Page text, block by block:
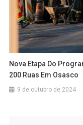
Nova Etapa Do
200 Ruas Em Osasco
9 de outubro de 2024